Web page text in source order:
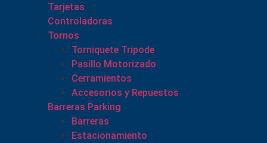
Tarjetas
Controladoras
Tornos
Torniquete Tripode
Pasillo Motorizado
Cerramientos
Accesorios y Repuestos
Barreras Parking
Barreras
Estacionamiento